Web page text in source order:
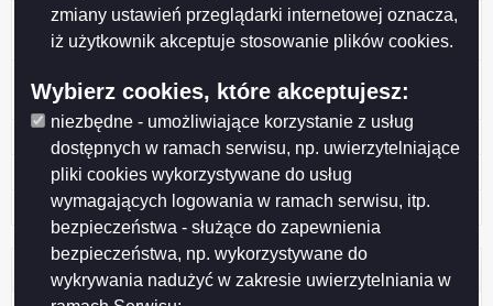
zmiany ustawień przeglądarki internetowej oznacza,
iż użytkownik akceptuje stosowanie plików cookies.
Wybierz cookies, które akceptujesz:
niezbędne - umożliwiające korzystanie z usług
dostępnych w ramach serwisu, np. uwierzytelniające
pliki cookies wykorzystywane do usług
wymagających logowania w ramach serwisu, itp.
bezpieczeństwa - służące do zapewnienia
bezpieczeństwa, np. wykorzystywane do
wykrywania nadużyć w zakresie uwierzytelniania w
5 Zezwolenie na usunięcie drzewa z terenu ogrodu nr
141 ROD im. Konopnickiej przy ul. Lotniczej
Przemysłowej 2E
3 Fabryka Mebli „FORTE”
2 „MALOW” Spółka z o.o.
1 "GAB-TRANS" Józef Gaber
Licznik odwiedzin